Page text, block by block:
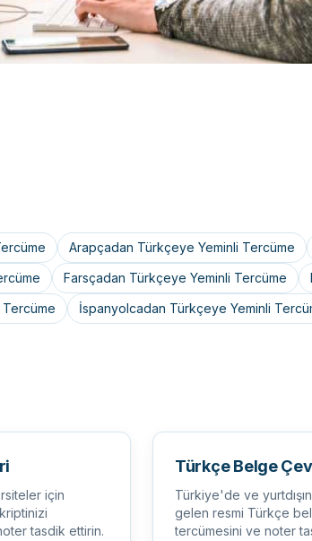
Arapçadan Türkçeye Yeminli Tercüme
Farsçadan Türkçeye Yeminli Tercüme
İspanyolcadan Türkçeye Yeminli
için
tasdik ettirin.
Türkçe Belge
Türkiye'de ve
gelen resmi Türkçe
tercümesini ve noter